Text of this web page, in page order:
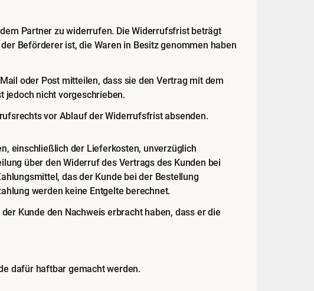
Partner zu widerrufen. Die Widerrufsfrist beträgt
Beförderer ist, die Waren in Besitz genommen haben
oder Post mitteilen, dass sie den Vertrag mit dem
jedoch nicht vorgeschrieben.
vor Ablauf der Widerrufsfrist absenden.
einschließlich der Lieferkosten, unverzüglich
über den Widerruf des Vertrags des Kunden bei
das der Kunde bei der Bestellung
werden keine Entgelte berechnet.
Kunde den Nachweis erbracht haben, dass er die
dafür haftbar gemacht werden.